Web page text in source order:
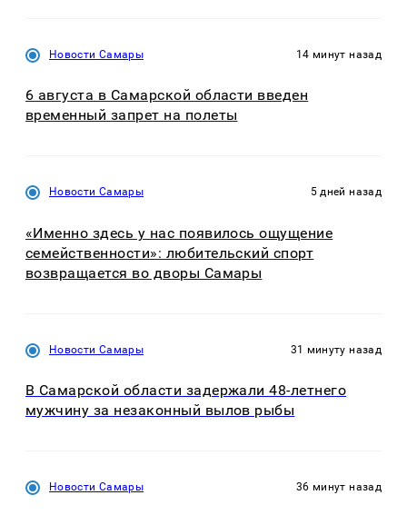
Новости Самары 14 минут назад
6 августа в Самарской области введен
временный запрет на полеты
Новости Самары 5 дней назад
«Именно здесь у нас появилось ощущение
семейственности»: любительский спорт
возвращается во дворы Самары
Новости Самары 31 минуту назад
В Самарской области задержали 48-летнего
мужчину за незаконный вылов рыбы
Новости Самары 36 минут назад